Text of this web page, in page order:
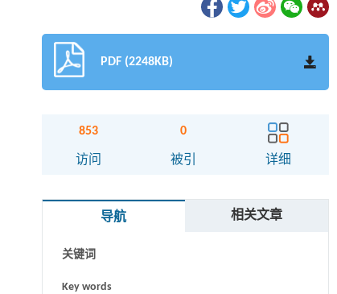
PDF (2248KB)
853
访问
0
被引 详细
导航 相关文章
摘要
Graphical abstract
关键词
Key words